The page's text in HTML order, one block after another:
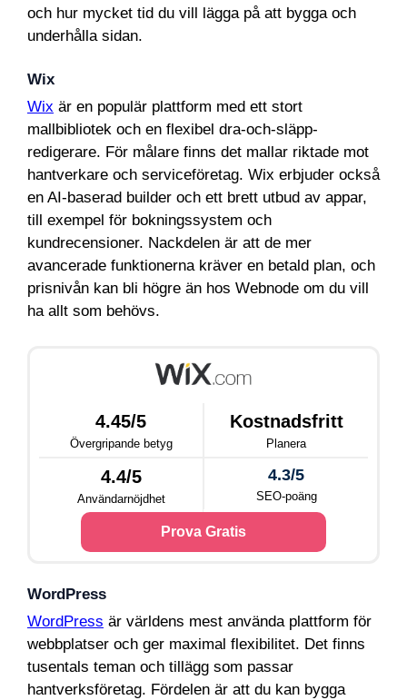
och hur mycket tid du vill lägga på att bygga och
underhålla sidan.
Wix
Wix är en populär plattform med ett stort
mallbibliotek och en flexibel dra-och-släpp-
redigerare. För målare finns det mallar riktade mot
hantverkare och serviceföretag. Wix erbjuder också
en AI-baserad builder och ett brett utbud av appar,
till exempel för bokningssystem och
kundrecensioner. Nackdelen är att de mer
avancerade funktionerna kräver en betald plan, och
prisnivån kan bli högre än hos Webnode om du vill
ha allt som behövs.
4.45/5
Övergripande betyg
Kostnadsfritt
Planera
4.4/5
Användarnöjdhet
4.3/5
SEO-poäng
Prova Gratis
WordPress
WordPress är världens mest använda plattform för
webbplatser och ger maximal flexibilitet. Det finns
tusentals teman och tillägg som passar
hantverksföretag. Fördelen är att du kan bygga